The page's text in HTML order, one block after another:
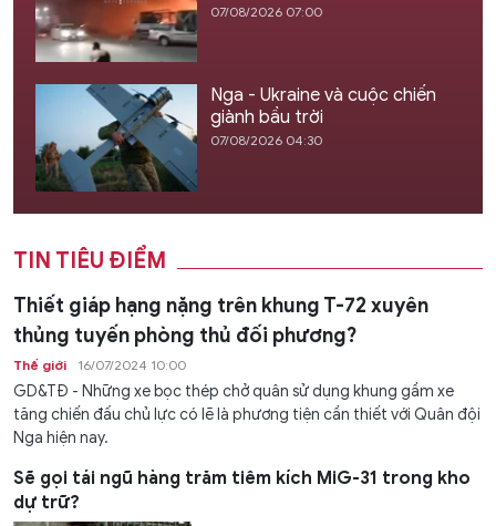
07/08/2026 07:00
Nga - Ukraine và cuộc chiến
giành bầu trời
07/08/2026 04:30
TIN TIÊU ĐIỂM
Thiết giáp hạng nặng trên khung T-72 xuyên
thủng tuyến phòng thủ đối phương?
Thế giới 16/07/2024 10:00
GD&TĐ - Những xe bọc thép chở quân sử dụng khung gầm xe
tăng chiến đấu chủ lực có lẽ là phương tiện cần thiết với Quân đội
Nga hiện nay.
Sẽ gọi tái ngũ hàng trăm tiêm kích MiG-31 trong kho
dự trữ?